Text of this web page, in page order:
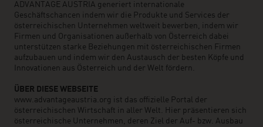
ADVANTAGE AUSTRIA generiert internationale
Geschäftschancen indem wir die Produkte und Services der
österreichischen Unternehmen weltweit bewerben, indem wir
Firmen und Organisationen außerhalb von Österreich dabei
unterstützen starke Beziehungen mit österreichischen Firmen
aufzubauen und indem wir den Austausch der besten Köpfe und
Innovationen aus Österreich und der Welt fördern.
ÜBER DIESE WEBSEITE
www.advantageaustria.org ist das offizielle Portal der
österreichischen Wirtschaft in aller Welt. Hier präsentieren sich
österreichische Unternehmen, deren Ziel der Auf- bzw. Ausbau